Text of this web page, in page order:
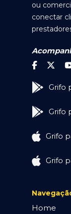
ou
conectar
Grifo
Grifo
Grifo
Grifo
Home